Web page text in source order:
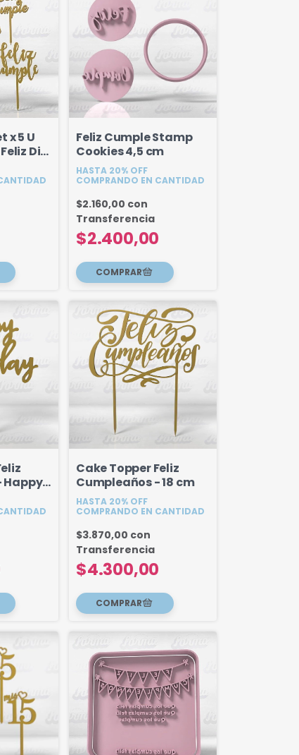
x 5 U
Dia
Feliz Cumple Stamp
Cookies 4,5 cm
HASTA 20% OFF
COMPRANDO EN CANTIDAD
$2.400,00
$2.160,00 con
Transferencia
Happy
Cake Topper Feliz
Cumpleaños - 18 cm
HASTA 20% OFF
COMPRANDO EN CANTIDAD
$4.300,00
$3.870,00 con
Transferencia